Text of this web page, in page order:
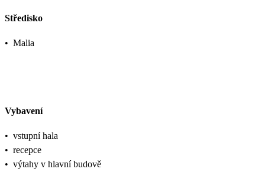
Středisko
• Malia
Vybavení
• vstupní hala
• recepce
• výtahy v hlavní budově